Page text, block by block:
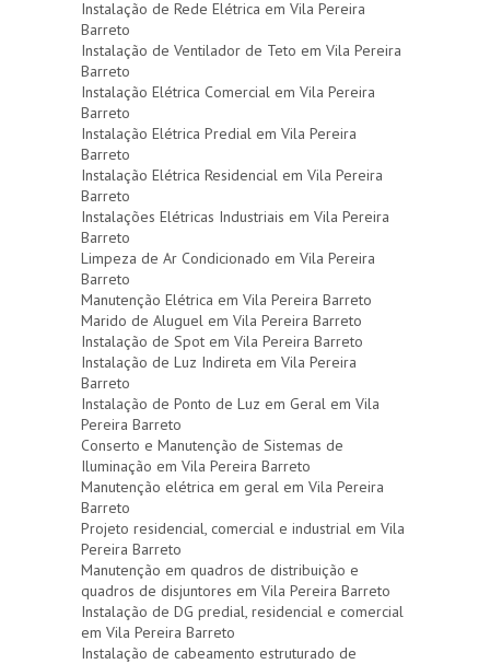
Instalação de Rede Elétrica em Vila Pereira
Barreto
Instalação de Ventilador de Teto em Vila Pereira
Barreto
Instalação Elétrica Comercial em Vila Pereira
Barreto
Instalação Elétrica Predial em Vila Pereira
Barreto
Instalação Elétrica Residencial em Vila Pereira
Barreto
Instalações Elétricas Industriais em Vila Pereira
Barreto
Limpeza de Ar Condicionado em Vila Pereira
Barreto
Manutenção Elétrica em Vila Pereira Barreto
Marido de Aluguel em Vila Pereira Barreto
Instalação de Spot em Vila Pereira Barreto
Instalação de Luz Indireta em Vila Pereira
Barreto
Instalação de Ponto de Luz em Geral em Vila
Pereira Barreto
Conserto e Manutenção de Sistemas de
Iluminação em Vila Pereira Barreto
Manutenção elétrica em geral em Vila Pereira
Barreto
Projeto residencial, comercial e industrial em Vila
Pereira Barreto
Manutenção em quadros de distribuição e
quadros de disjuntores em Vila Pereira Barreto
Instalação de DG predial, residencial e comercial
em Vila Pereira Barreto
Instalação de cabeamento estruturado de